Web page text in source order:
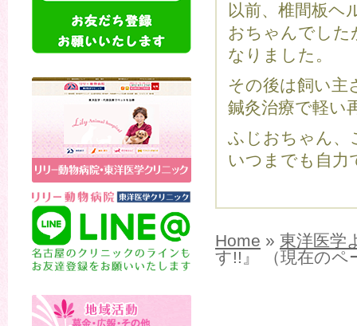
以前、椎間板ヘ
おちゃんでした
なりました。
その後は飼い主
鍼灸治療で軽い
ふじおちゃん、
いつまでも自力
Home » 東洋医学
す!!』 （現在のペ